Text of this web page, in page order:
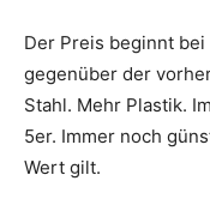
Der Preis beginnt
gegenüber der
Stahl. Mehr Plastik.
5er. Immer noch
Wert gilt.